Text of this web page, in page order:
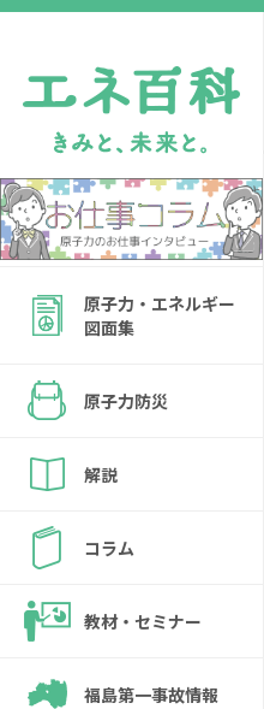
原子力・エネルギー
図面集
原子力防災
解説
コラム
教材・セミナー
福島第一事故情報